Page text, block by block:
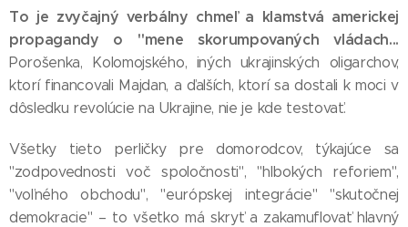
To je zvyčajný verbálny chmeľ a klamstvá americkej
propagandy o "mene skorumpovaných vládach...
Porošenka, Kolomojského, iných ukrajinských oligarchov,
ktorí financovali Majdan, a ďalších, ktorí sa dostali k moci v
dôsledku revolúcie na Ukrajine, nie je kde testovať.
Všetky tieto perličky pre domorodcov, týkajúce sa
"zodpovednosti voč spoločnosti", "hlbokých reforiem",
"voľného obchodu", "európskej integrácie" "skutočnej
demokracie" – to všetko má skryť a zakamuflovať hlavný